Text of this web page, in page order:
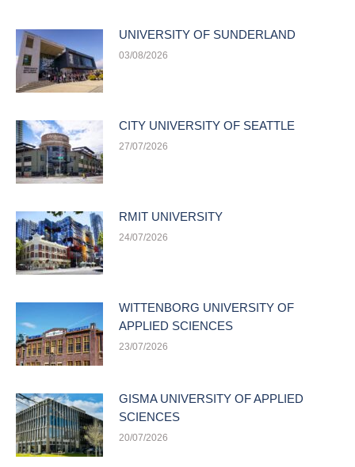
UNIVERSITY OF SUNDERLAND
03/08/2026
CITY UNIVERSITY OF SEATTLE
27/07/2026
RMIT UNIVERSITY
24/07/2026
WITTENBORG UNIVERSITY OF
APPLIED SCIENCES
23/07/2026
GISMA UNIVERSITY OF APPLIED
SCIENCES
20/07/2026